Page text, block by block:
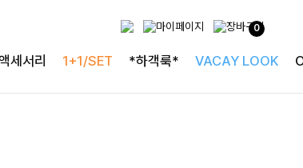
0
세서리 1+1/SET *하객룩* VACAY LOOK